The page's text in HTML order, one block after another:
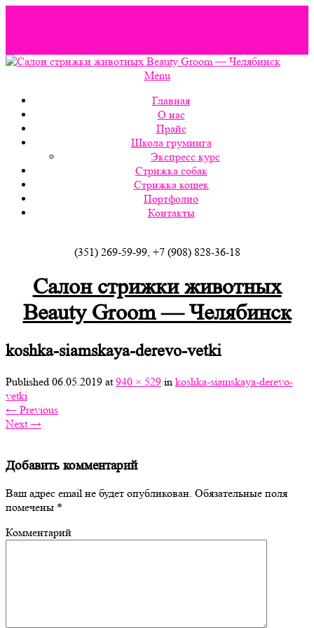
Menu
Главная
О нас
Прайс
Школа груминга
Экспресс курс
Стрижка собак
Стрижка кошек
Портфолио
Контакты
(351) 269-59-99, +7 (908) 828-36-18
Салон стрижки животных
Beauty Groom — Челябинск
koshka-siamskaya-derevo-vetki
Published 06.05.2019 at940 × 529 in koshka-siamskaya-derevo-
vetki
← Previous
Next→
Добавить комментарий
Ваш адрес email не будет опубликован. Обязательные поля
помечены *
Комментарий